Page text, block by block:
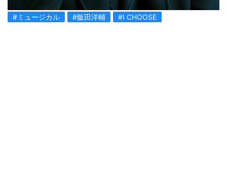
#ミュージカル #飯田洋輔 #I CHOOSE